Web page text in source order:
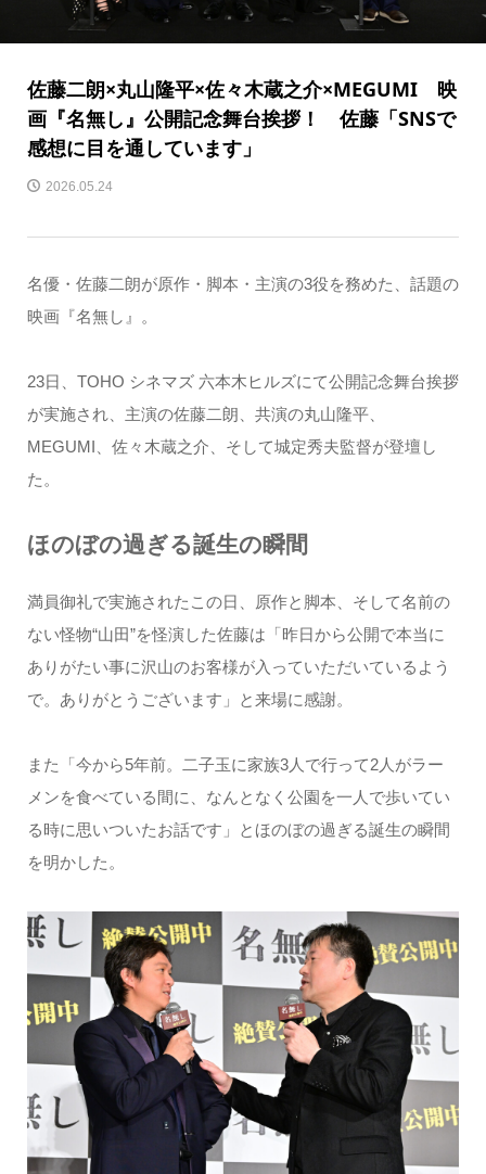
佐藤二朗×丸山隆平×佐々木蔵之介×MEGUMI 映
画『名無し』公開記念舞台挨拶！ 佐藤「SNSで
感想に目を通しています」
2026.05.24
名優・佐藤二朗が原作・脚本・主演の3役を務めた、話題の
映画『名無し』。
23日、TOHO シネマズ 六本木ヒルズにて公開記念舞台挨拶
が実施され、主演の佐藤二朗、共演の丸山隆平、
MEGUMI、佐々木蔵之介、そして城定秀夫監督が登壇し
た。
ほのぼの過ぎる誕生の瞬間
満員御礼で実施されたこの日、原作と脚本、そして名前の
ない怪物“山田”を怪演した佐藤は「昨日から公開で本当に
ありがたい事に沢山のお客様が入っていただいているよう
で。ありがとうございます」と来場に感謝。
また「今から5年前。二子玉に家族3人で行って2人がラー
メンを食べている間に、なんとなく公園を一人で歩いてい
る時に思いついたお話です」とほのぼの過ぎる誕生の瞬間
を明かした。